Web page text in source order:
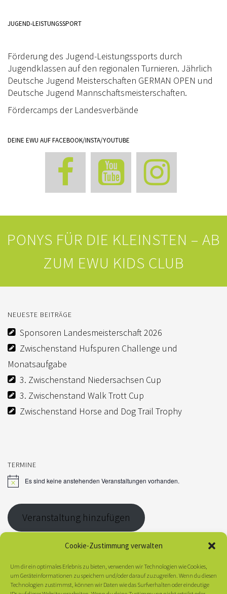
Cookie-Zustimmung verwalten
Um dir ein optimales Erlebnis zu bieten, verwenden wir Technologien wie Cookies,
um Geräteinformationen zu speichern und/oder darauf zuzugreifen. Wenn du diesen
Technologien zustimmst, können wir Daten wie das Surfverhalten oder eindeutige
JUGEND-LEISTUNGSSPORT
Förderung des Jugend-Leistungssports durch
Jugendklassen auf den regionalen Turnieren. Jährlich
Deutsche Jugend Meisterschaften GERMAN OPEN und
Deutsche Jugend Mannschaftsmeisterschaften.
Fördercamps der Landesverbände
DEINE EWU AUF FACEBOOK/INSTA/YOUTUBE
PONYS FÜR DIE KLEINSTEN – AB
ZUM EWU KIDS CLUB
NEUESTE BEITRÄGE
Sponsoren Landesmeisterschaft 2026
Zwischenstand Hufspuren Challenge und
Monatsaufgabe
3. Zwischenstand Niedersachsen Cup
3. Zwischenstand Walk Trott Cup
Zwischenstand Horse and Dog Trail Trophy
TERMINE
H
w
e
i
s
Es sind keine anstehenden Veranstaltungen vorhanden.
Veranstaltung hinzufügen
KONTAKT
EWU Niedersachsen Hannover e.V.